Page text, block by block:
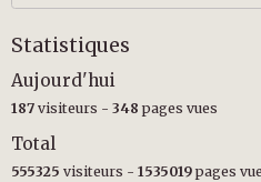
Statistiques
Aujourd'hui
187 visiteurs - 348 pages vues
Total
555325 visiteurs - 1535019 pages